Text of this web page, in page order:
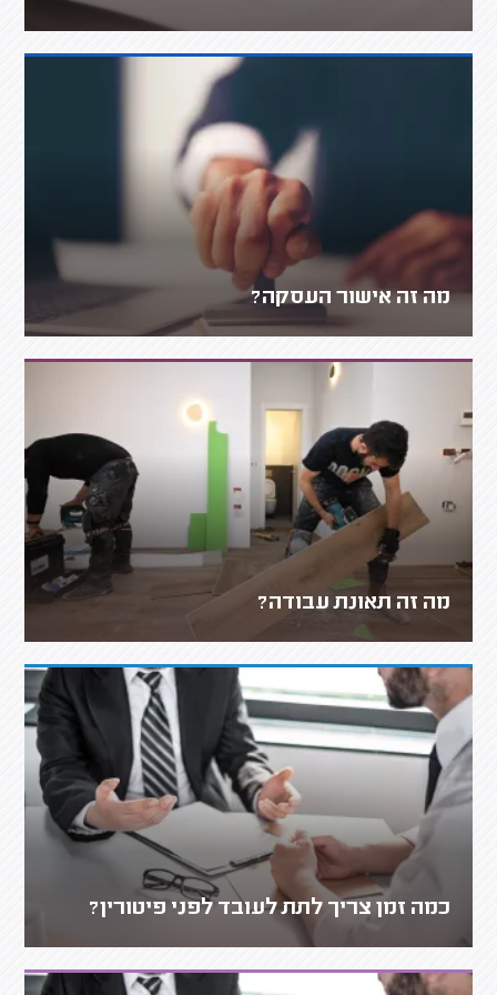
מה זה אישור העסקה?
מה זה תאונת עבודה?
כמה זמן צריך לתת לעובד לפני פיטורין?